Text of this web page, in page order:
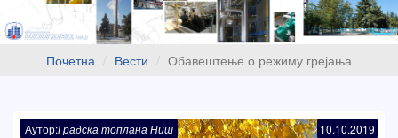
Почетна Вести Обавештење о режиму грејања
Аутор:Градска топлана Ниш 10.10.2019